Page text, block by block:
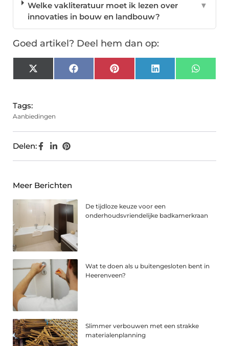
Welke vakliteratuur moet ik lezen over
innovaties in bouw en landbouw?
▼
Goed artikel? Deel hem dan op:
X
(Twitter)
FacebookPinterest LinkedIn
Tags:
Aanbiedingen
Delen:
Meer Berichten
De tijdloze keuze voor een
onderhoudsvriendelijke badkamerkraan
Wat te doen als u buitengesloten bent in
Heerenveen?
Slimmer verbouwen met een strakke
materialenplanning